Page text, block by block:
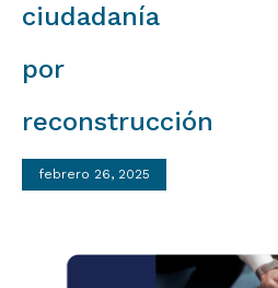
ciudadanía
por
reconstrucción
febrero 26, 2025